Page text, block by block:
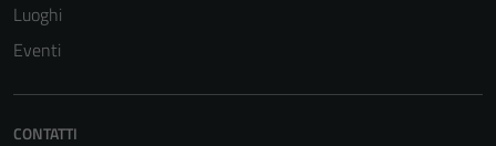
Luoghi
Eventi
CONTATTI